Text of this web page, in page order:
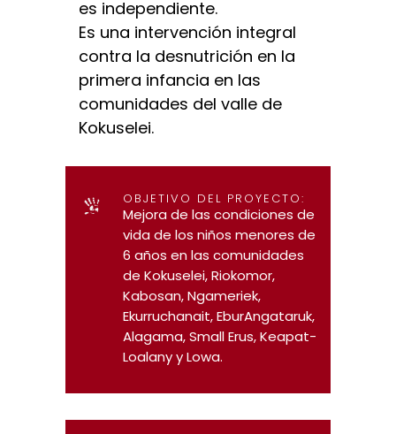
es independiente.
Es una intervención integral
contra la desnutrición en la
primera infancia en las
comunidades del valle de
Kokuselei.
OBJETIVO DEL PROYECTO:
Mejora de las condiciones de
vida de los niños menores de
6 años en las comunidades
de Kokuselei, Riokomor,
Kabosan, Ngameriek,
Ekurruchanait, EburAngataruk,
Alagama, Small Erus, Keapat-
Loalany y Lowa.